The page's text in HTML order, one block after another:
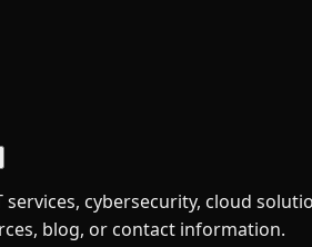
services, cybersecurity, cloud
blog, or contact information.